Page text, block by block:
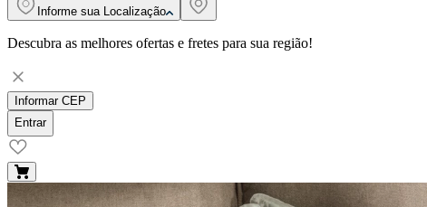
Informe sua Localização
Descubra as melhores ofertas e fretes para sua região!
Informar CEP
Entrar